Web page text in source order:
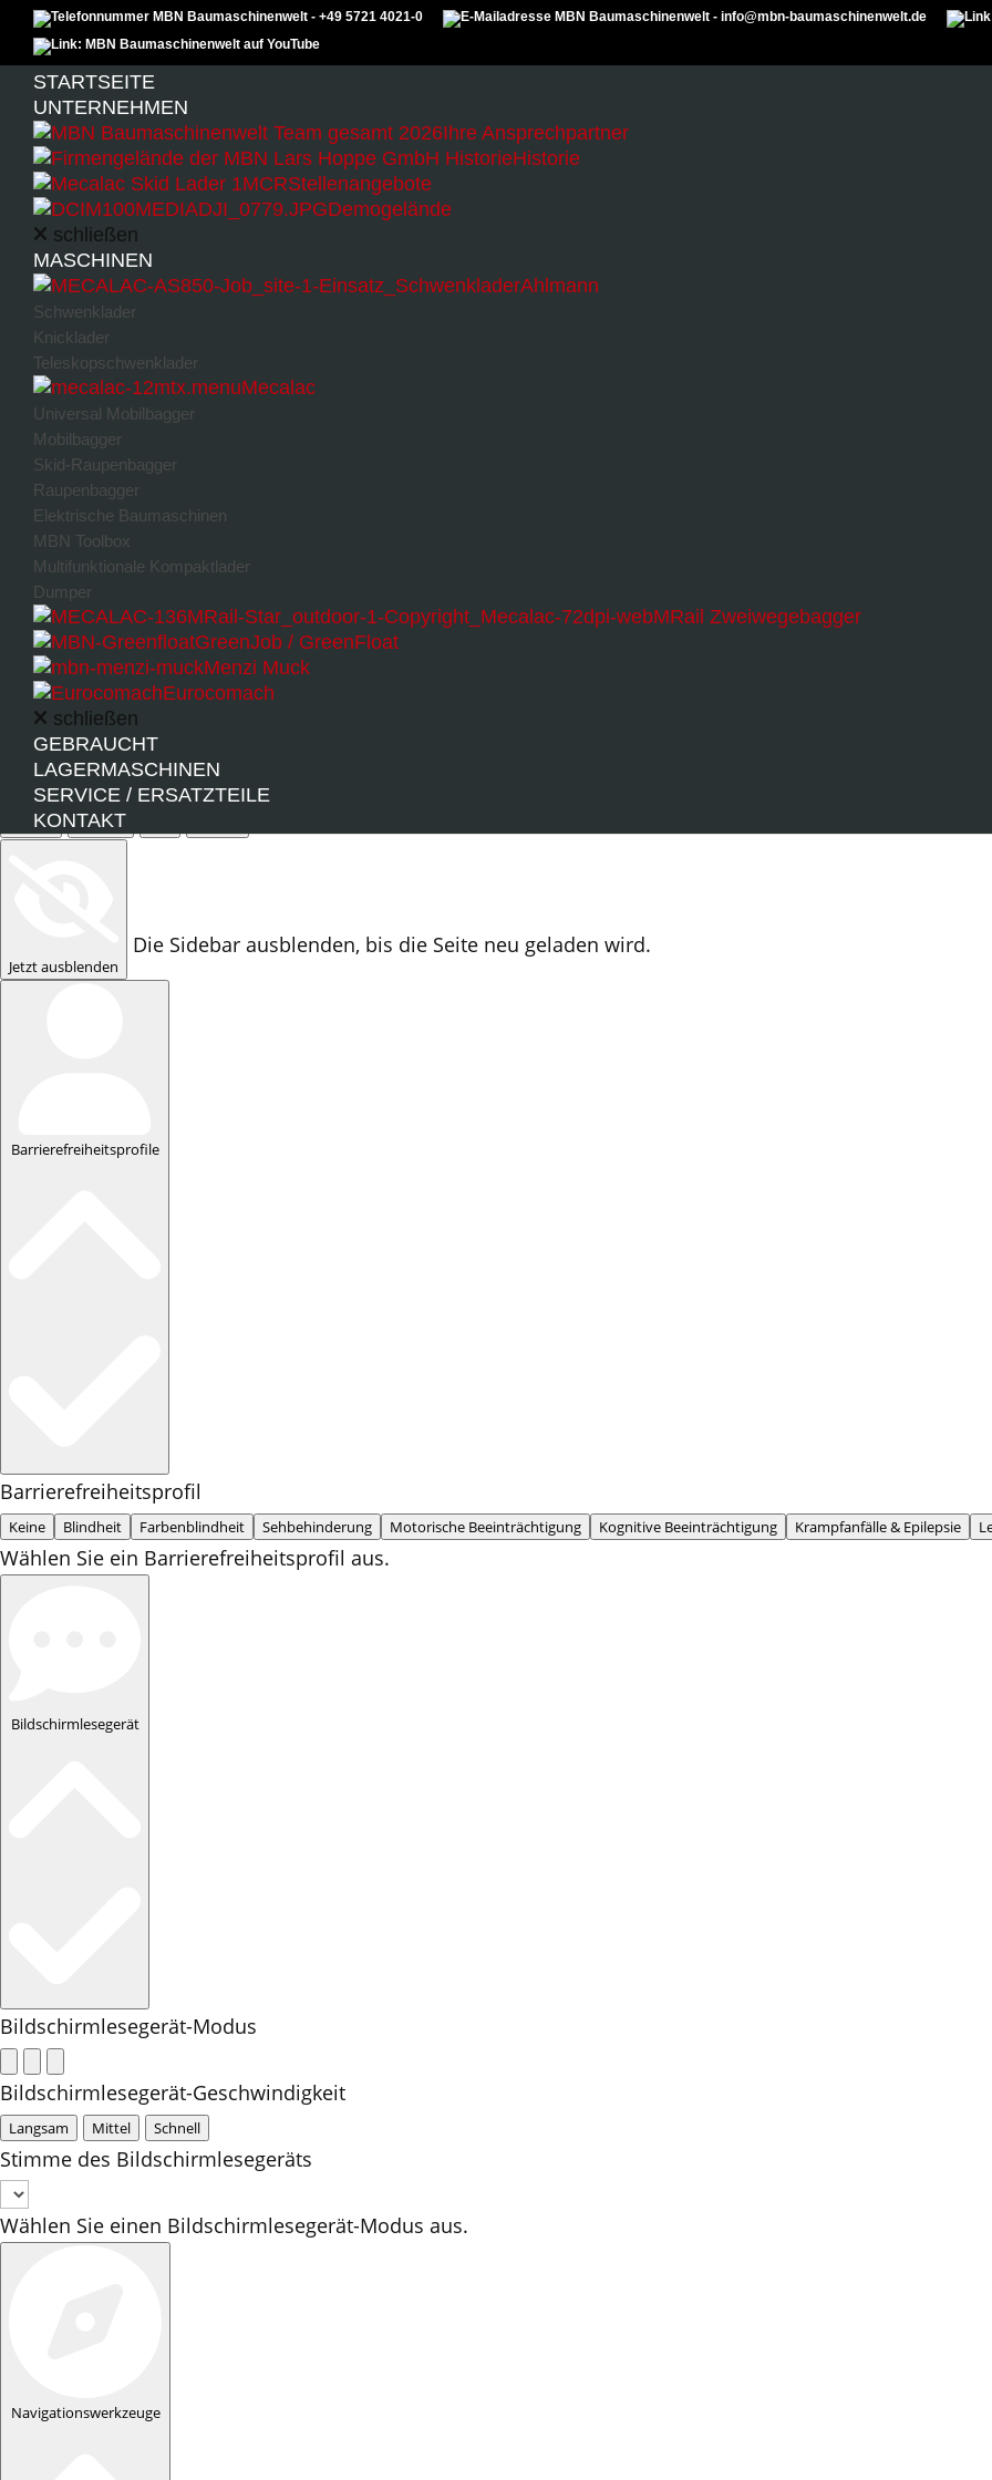
Zum Inhalt überspringen
Schließen Zurücksetzen
Sidebar-Einstellungen
Sidebar-Größe
2 3 4 5
Sidebar-Position
Links Rechts
Sidebar ausblenden
Einmal Sitzung
Jetzt ausblenden
Die Sidebar ausblenden, bis die Seite neu geladen wird.
Barrierefreiheitsprofile
Barrierefreiheitsprofil
Keine Blindheit Farbenblindheit Sehbehinderung Motorische Beeinträchtigung Kognitive Beeinträchtigung Krampfanfälle & Epilepsie
Wählen Sie ein Barrierefreiheitsprofil aus.
Bildschirmlesegerät
Bildschirmlesegerät-Modus
Bildschirmlesegerät-Geschwindigkeit
Langsam Mittel Schnell
Stimme des Bildschirmlesegeräts
Wählen Sie einen Bildschirmlesegerät-Modus aus.
Navigationswerkzeuge
Menu
STARTSEITE
UNTERNEHMEN
Ihre Ansprechpartner
Historie
Stellenangebote
Demogelände
schließen
MASCHINEN
Ahlmann
Schwenklader
Knicklader
Teleskopschwenklader
Mecalac
Universal Mobilbagger
Mobilbagger
Skid-Raupenbagger
Raupenbagger
Elektrische Baumaschinen
MBN Toolbox
Multifunktionale Kompaktlader
Dumper
MRail Zweiwegebagger
GreenJob / GreenFloat
Menzi Muck
Eurocomach
schließen
GEBRAUCHT
LAGERMASCHINEN
SERVICE / ERSATZTEILE
KONTAKT